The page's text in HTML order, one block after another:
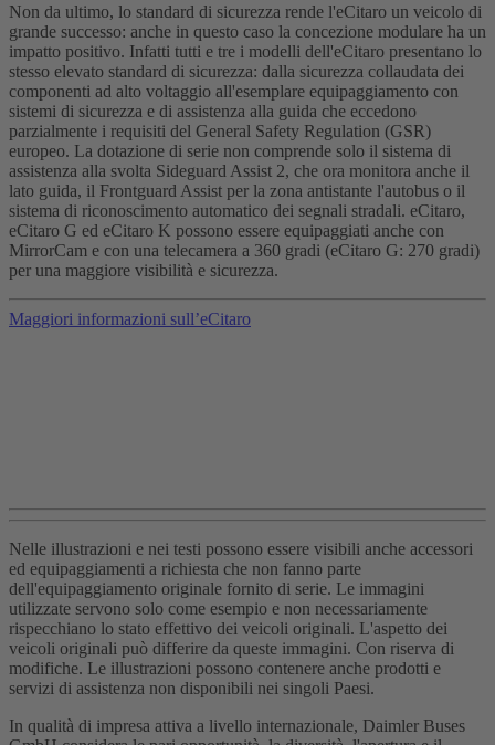
Non da ultimo, lo standard di sicurezza rende l'eCitaro un veicolo di
grande successo: anche in questo caso la concezione modulare ha un
impatto positivo. Infatti tutti e tre i modelli dell'eCitaro presentano lo
stesso elevato standard di sicurezza: dalla sicurezza collaudata dei
componenti ad alto voltaggio all'esemplare equipaggiamento con
sistemi di sicurezza e di assistenza alla guida che eccedono
parzialmente i requisiti del General Safety Regulation (GSR)
europeo. La dotazione di serie non comprende solo il sistema di
assistenza alla svolta Sideguard Assist 2, che ora monitora anche il
lato guida, il Frontguard Assist per la zona antistante l'autobus o il
sistema di riconoscimento automatico dei segnali stradali. eCitaro,
eCitaro G ed eCitaro K possono essere equipaggiati anche con
MirrorCam e con una telecamera a 360 gradi (eCitaro G: 270 gradi)
per una maggiore visibilità e sicurezza.
Maggiori informazioni sull’eCitaro
Nelle illustrazioni e nei testi possono essere visibili anche accessori
ed equipaggiamenti a richiesta che non fanno parte
dell'equipaggiamento originale fornito di serie. Le immagini
utilizzate servono solo come esempio e non necessariamente
rispecchiano lo stato effettivo dei veicoli originali. L'aspetto dei
veicoli originali può differire da queste immagini. Con riserva di
modifiche. Le illustrazioni possono contenere anche prodotti e
servizi di assistenza non disponibili nei singoli Paesi.
In qualità di impresa attiva a livello internazionale, Daimler Buses